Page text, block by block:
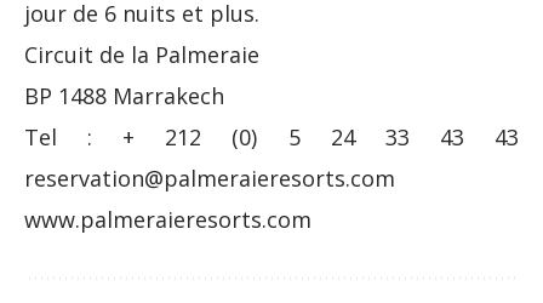
jour de 6 nuits et plus.
Circuit de la Palmeraie
BP 1488 Marrakech
Tel : + 212 (0) 5 24 33 43 43
reservation@palmeraieresorts.com
www.palmeraieresorts.com